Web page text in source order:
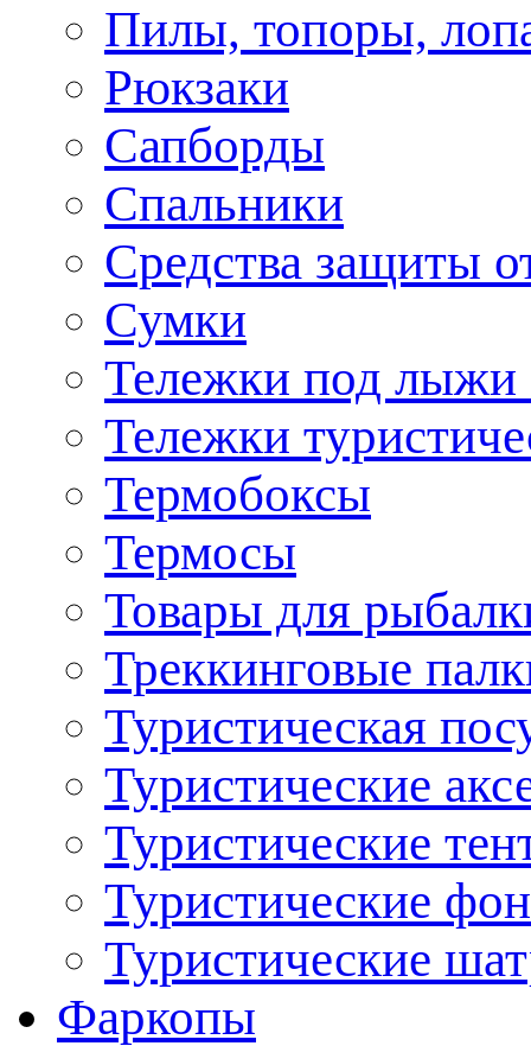
Пилы, топоры,
Рюкзаки
Сапборды
Спальники
Средства защиты
Сумки
Тележки под лыжи
Тележки
Термобоксы
Термосы
Товары для
Треккинговые
Туристическая
Туристические
Туристические
Туристические
Туристические
Фаркопы